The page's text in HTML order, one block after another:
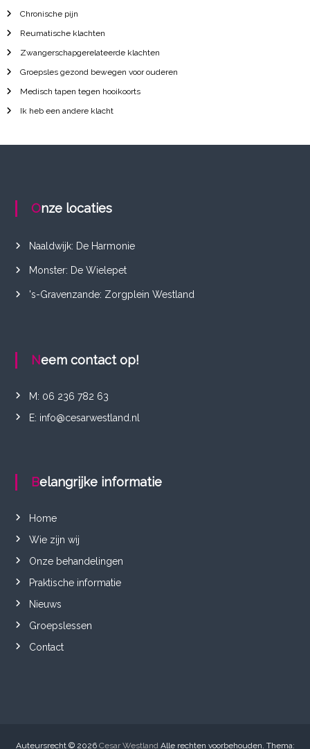
Chronische pijn
Reumatische klachten
Zwangerschapgerelateerde klachten
Groepsles gezond bewegen voor ouderen
Medisch tapen tegen hooikoorts
Ik heb een andere klacht
Onze locaties
Naaldwijk: De Harmonie
Monster: De Wielepet
's-Gravenzande: Zorgplein Westland
Neem contact op!
M: 06 236 782 63
E: info@cesarwestland.nl
Belangrijke informatie
Home
Wie zijn wij
Onze behandelingen
Praktische informatie
Nieuws
Groepslessen
Contact
Auteursrecht © 2026 Cesar Westland Alle rechten voorbehouden. Thema: